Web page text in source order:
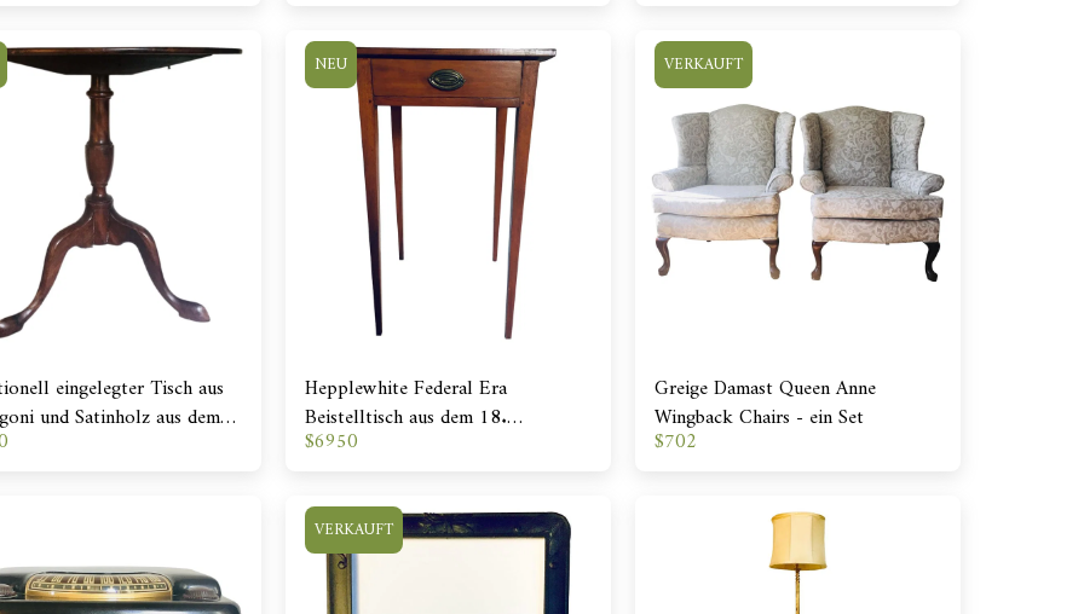
eingelegter Tisch aus
und Satinholz aus dem
NEU
Hepplewhite Federal Era
Beistelltisch aus dem 18.
Jahrhundert
$6950
VERKAUFT
Greige Damast Queen Anne
Wingback Chairs - ein Set
$702
VERKAUFT